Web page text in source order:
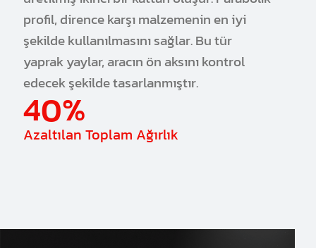
profil, dirence karşı malzemenin en iyi
şekilde kullanılmasını sağlar. Bu tür
yaprak yaylar, aracın ön aksını kontrol
edecek şekilde tasarlanmıştır.
40%
Azaltılan Toplam Ağırlık